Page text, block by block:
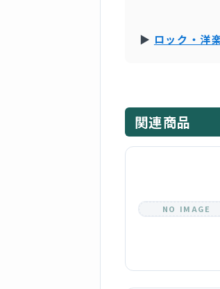
▶ ロック・洋
関連商品
NO IMAGE